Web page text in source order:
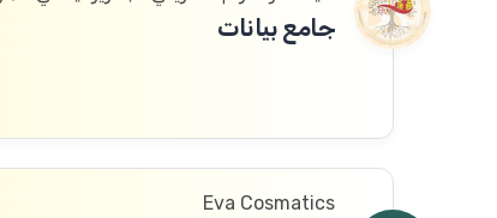
جامع بيانات
Eva Cosmatics